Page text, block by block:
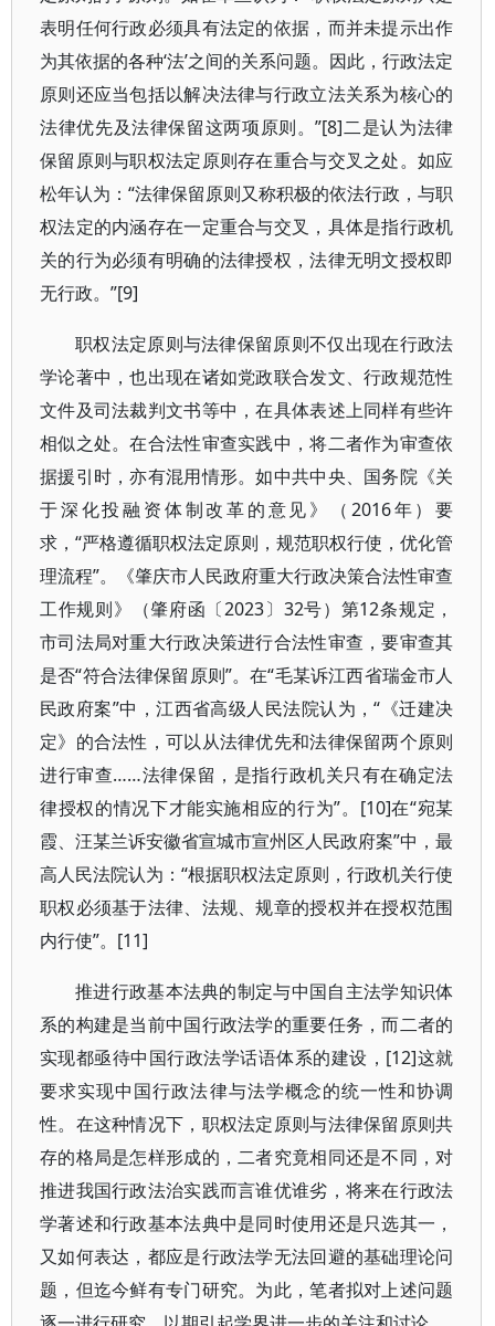
表明任何行政必须具有法定的依据，而并未提示出作
为其依据的各种‘法’之间的关系问题。因此，行政法定
原则还应当包括以解决法律与行政立法关系为核心的
法律优先及法律保留这两项原则。”[8]二是认为法律
保留原则与职权法定原则存在重合与交叉之处。如应
松年认为：“法律保留原则又称积极的依法行政，与职
权法定的内涵存在一定重合与交叉，具体是指行政机
关的行为必须有明确的法律授权，法律无明文授权即
无行政。”[9]
职权法定原则与法律保留原则不仅出现在行政法
学论著中，也出现在诸如党政联合发文、行政规范性
文件及司法裁判文书等中，在具体表述上同样有些许
相似之处。在合法性审查实践中，将二者作为审查依
据援引时，亦有混用情形。如中共中央、国务院《关
于深化投融资体制改革的意见》（2016年）要
求，“严格遵循职权法定原则，规范职权行使，优化管
理流程”。《肇庆市人民政府重大行政决策合法性审查
工作规则》（肇府函〔2023〕32号）第12条规定，
市司法局对重大行政决策进行合法性审查，要审查其
是否“符合法律保留原则”。在“毛某诉江西省瑞金市人
民政府案”中，江西省高级人民法院认为，“《迁建决
定》的合法性，可以从法律优先和法律保留两个原则
进行审查……法律保留，是指行政机关只有在确定法
律授权的情况下才能实施相应的行为”。[10]在“宛某
霞、汪某兰诉安徽省宣城市宣州区人民政府案”中，最
高人民法院认为：“根据职权法定原则，行政机关行使
职权必须基于法律、法规、规章的授权并在授权范围
内行使”。[11]
推进行政基本法典的制定与中国自主法学知识体
系的构建是当前中国行政法学的重要任务，而二者的
实现都亟待中国行政法学话语体系的建设，[12]这就
要求实现中国行政法律与法学概念的统一性和协调
性。在这种情况下，职权法定原则与法律保留原则共
存的格局是怎样形成的，二者究竟相同还是不同，对
推进我国行政法治实践而言谁优谁劣，将来在行政法
学著述和行政基本法典中是同时使用还是只选其一，
又如何表达，都应是行政法学无法回避的基础理论问
题，但迄今鲜有专门研究。为此，笔者拟对上述问题